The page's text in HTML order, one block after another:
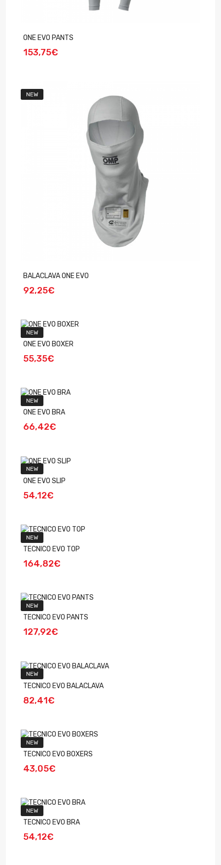
ONE EVO PANTS
153,75€
NEW
BALACLAVA ONE EVO
92,25€
NEW
ONE EVO BOXER
55,35€
NEW
ONE EVO BRA
66,42€
NEW
ONE EVO SLIP
54,12€
NEW
TECNICO EVO TOP
164,82€
NEW
TECNICO EVO PANTS
127,92€
NEW
TECNICO EVO BALACLAVA
82,41€
NEW
TECNICO EVO BOXERS
43,05€
NEW
TECNICO EVO BRA
54,12€